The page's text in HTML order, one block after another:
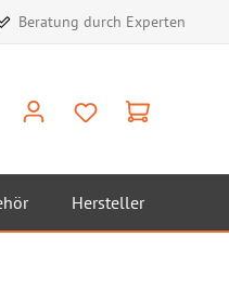
Beratung durch Experten
Hersteller